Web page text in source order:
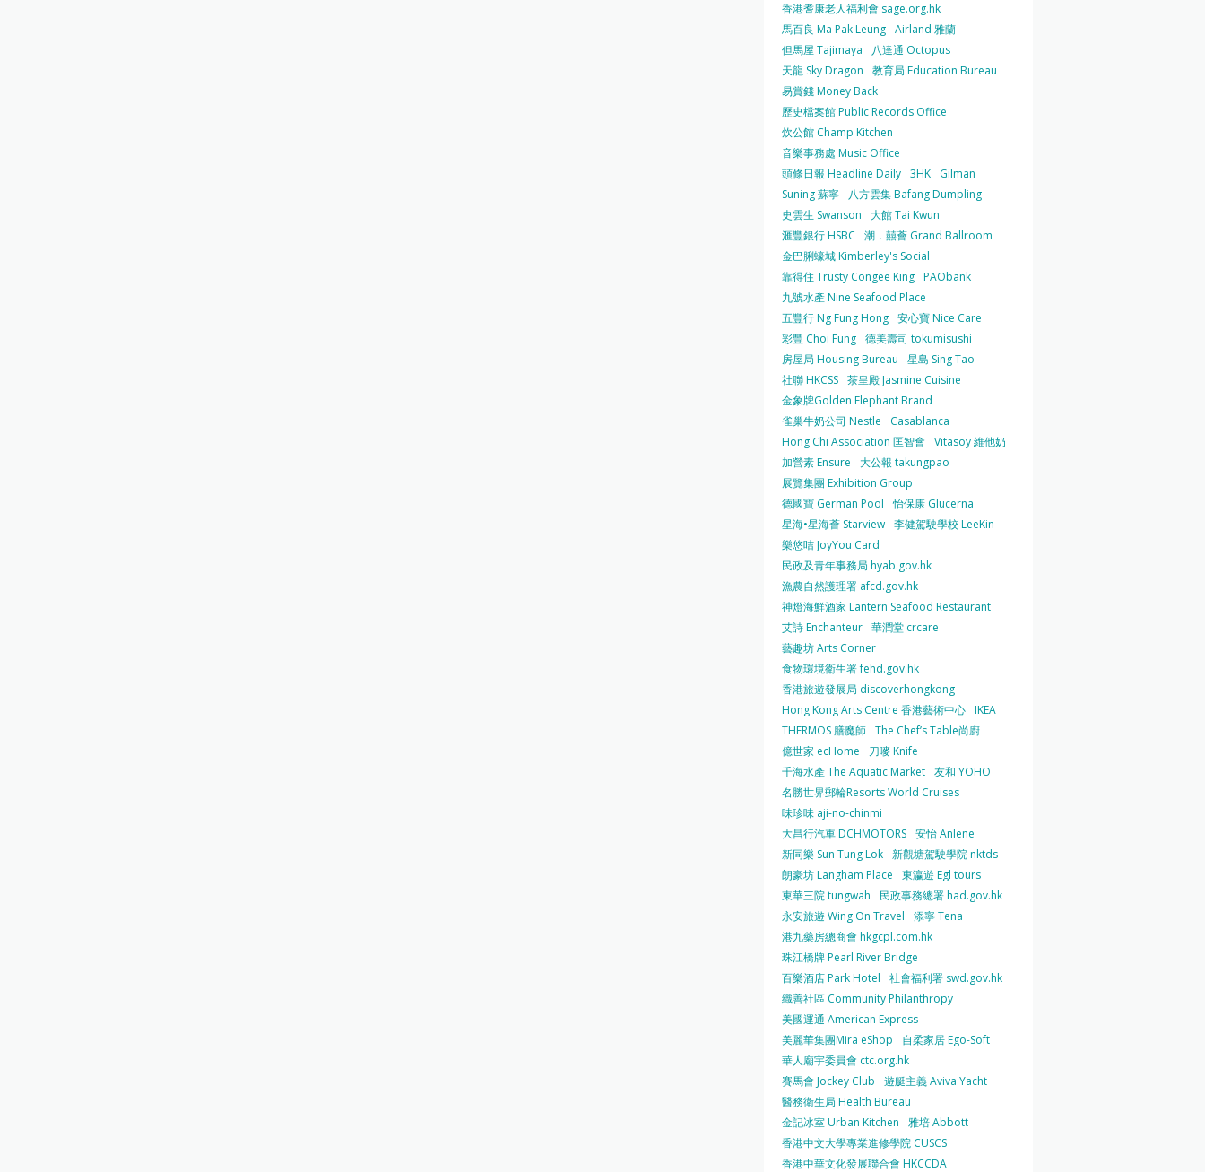
香港耆康老人福利會 sage.org.hk
馬百良 Ma Pak Leung Airland 雅蘭
但馬屋 Tajimaya
八達通 Octopus
天龍 Sky Dragon
教育局 Education Bureau
易賞錢 Money Back
歷史檔案館 Public Records Office
炊公館 Champ Kitchen
音樂事務處 Music Office
頭條日報 Headline Daily 3HK
Gilman
Suning 蘇寧
八方雲集 Bafang Dumpling
史雲生 Swanson
大館 Tai Kwun
滙豐銀行 HSBC
潮．囍薈 Grand Ballroom
金巴脷蠔城 Kimberley's Social
靠得住 Trusty Congee King PAObank
九號水產 Nine Seafood Place
五豐行 Ng Fung Hong 安心寶 Nice Care
彩豐 Choi Fung 德美壽司 tokumisushi
房屋局 Housing Bureau
星島 Sing Tao
社聯 HKCSS 茶皇殿 Jasmine Cuisine
金象牌Golden Elephant Brand
雀巢牛奶公司 Nestle
Casablanca
Hong Chi Association 匡智會
Vitasoy 維他奶
加營素 Ensure
大公報 takungpao
展覽集團 Exhibition Group
德國寶 German Pool
怡保康 Glucerna
星海•星海薈 Starview 李健駕駛學校 LeeKin
樂悠咭 JoyYou Card
民政及青年事務局 hyab.gov.hk
漁農自然護理署 afcd.gov.hk
神燈海鮮酒家 Lantern Seafood Restaurant
艾詩 Enchanteur 華潤堂 crcare
藝趣坊 Arts Corner
食物環境衛生署 fehd.gov.hk
香港旅遊發展局 discoverhongkong
Hong Kong Arts Centre 香港藝術中心 IKEA
THERMOS 膳魔師 The Chef’s Table尚廚
億世家 ecHome
刀嘜 Knife
千海水產 The Aquatic Market 友和 YOHO
名勝世界郵輪Resorts World Cruises
味珍味 aji-no-chinmi
大昌行汽車 DCHMOTORS 安怡 Anlene
新同樂 Sun Tung Lok 新觀塘駕駛學院 nktds
朗豪坊 Langham Place
東瀛遊 Egl tours
東華三院 tungwah
民政事務總署 had.gov.hk
永安旅遊 Wing On Travel
添寧 Tena
港九藥房總商會 hkgcpl.com.hk
珠江橋牌 Pearl River Bridge
百樂酒店 Park Hotel
社會福利署 swd.gov.hk
織善社區 Community Philanthropy
美國運通 American Express
美麗華集團Mira eShop
自柔家居 Ego-Soft
華人廟宇委員會 ctc.org.hk
賽馬會 Jockey Club
遊艇主義 Aviva Yacht
醫務衛生局 Health Bureau
金記冰室 Urban Kitchen
雅培 Abbott
香港中文大學專業進修學院 CUSCS
香港中華文化發展聯合會 HKCCDA